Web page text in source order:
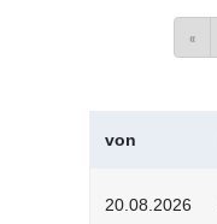
«
von
20.08.2026